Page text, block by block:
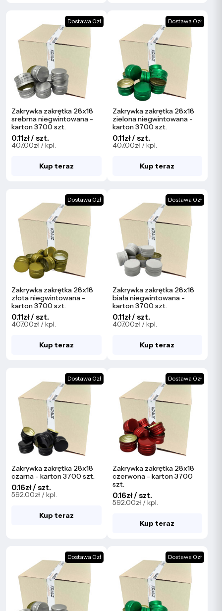
Dostawa 0zł
Zakrywka zakrętka 28x18
srebrna niegwintowana -
karton 3700 szt.
0.11zł / szt.
407.00zł / kpl.
Kup teraz
Dostawa 0zł
Zakrywka zakrętka 28x18
zielona niegwintowana -
karton 3700 szt.
0.11zł / szt.
407.00zł / kpl.
Kup teraz
Dostawa 0zł
Zakrywka zakrętka 28x18
złota niegwintowana -
karton 3700 szt.
0.11zł / szt.
407.00zł / kpl.
Kup teraz
Dostawa 0zł
Zakrywka zakrętka 28x18
biała niegwintowana -
karton 3700 szt.
0.11zł / szt.
407.00zł / kpl.
Kup teraz
Dostawa 0zł
Zakrywka zakrętka 28x18
czarna - karton 3700 szt.
0.16zł / szt.
592.00zł / kpl.
Kup teraz
Dostawa 0zł
Zakrywka zakrętka 28x18
czerwona - karton 3700
szt.
0.16zł / szt.
592.00zł / kpl.
Kup teraz
Dostawa 0zł Dostawa 0zł